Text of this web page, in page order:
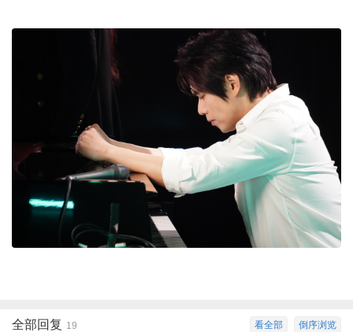
倒序浏览
看全部
全部回复 19